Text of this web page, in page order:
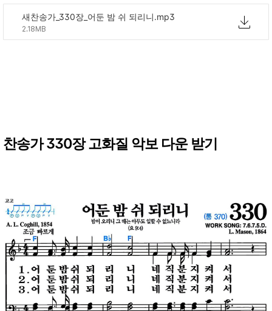
새찬송가_330장_어둔 밤 쉬 되리니.mp3
2.18MB
찬송가 330장 고화질 악보 다운 받기